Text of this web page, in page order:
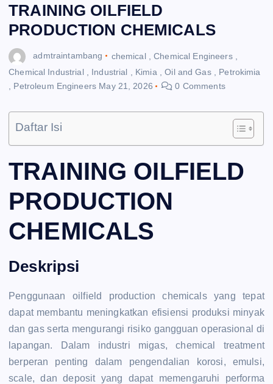
TRAINING OILFIELD
PRODUCTION CHEMICALS
admtraintambang chemical,Chemical Engineers,
Chemical Industrial, Industrial Kimia ,Oil and Gas, Petrokimia
Petroleum Engineers May 21, 2026 0 Comments
Daftar Isi
TRAINING OILFIELD
PRODUCTION
CHEMICALS
Deskripsi
Penggunaan oilfield production chemicals yang tepat
dapat membantu meningkatkan efisiensi produksi minyak
dan gas serta mengurangi risiko gangguan operasional di
lapangan. Dalam industri migas, chemical treatment
berperan penting dalam pengendalian korosi, emulsi,
scale, dan deposit yang dapat memengaruhi performa